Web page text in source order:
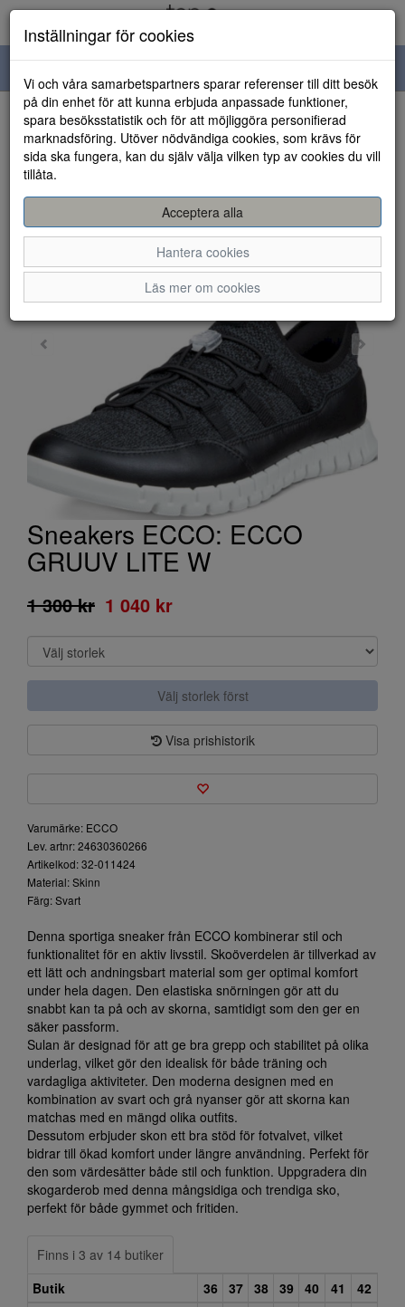
navigation
HEM
Sneakers ECCO: ECCO
GRUUV LITE W
1 300 kr 1 040 kr
Välj storlek först
Visa prishistorik
Varumärke: ECCO
Lev. artnr: 24630360266
Artikelkod: 32-011424
Material: Skinn
Färg: Svart
Denna sportiga sneaker från ECCO kombinerar stil och
funktionalitet för en aktiv livsstil. Skoöverdelen är tillverkad av
ett lätt och andningsbart material som ger optimal komfort
under hela dagen. Den elastiska snörningen gör att du
snabbt kan ta på och av skorna, samtidigt som den ger en
säker passform.
Sulan är designad för att ge bra grepp och stabilitet på olika
underlag, vilket gör den idealisk för både träning och
vardagliga aktiviteter. Den moderna designen med en
kombination av svart och grå nyanser gör att skorna kan
matchas med en mängd olika outfits.
Dessutom erbjuder skon ett bra stöd för fotvalvet, vilket
bidrar till ökad komfort under längre användning. Perfekt för
den som värdesätter både stil och funktion. Uppgradera din
skogarderob med denna mångsidiga och trendiga sko,
perfekt för både gymmet och fritiden.
Finns i 3 av 14 butiker
Butik
36 37 38 39 40 41
42
Inställningar för cookies
Vi och våra samarbetspartners sparar referenser till ditt besök
på din enhet för att kunna erbjuda anpassade funktioner,
spara besöksstatistik och för att möjliggöra personifierad
marknadsföring. Utöver nödvändiga cookies, som krävs för
sida ska fungera, kan du själv välja vilken typ av cookies du vill
tillåta.
Acceptera alla
Hantera cookies
Läs mer om cookies